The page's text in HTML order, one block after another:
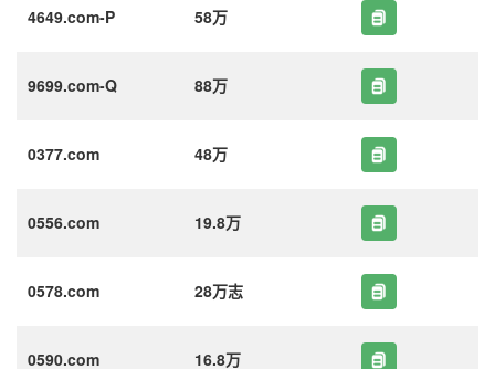
4649.com-P 58万
9699.com-Q 88万
0377.com 48万
0556.com 19.8万
0578.com 28万志
0590.com 16.8万